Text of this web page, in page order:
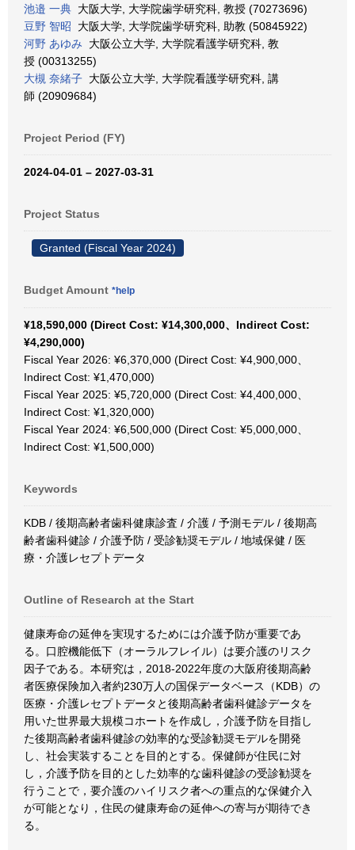
池邉 一典 大阪大学, 大学院歯学研究科, 教授 (70273696)
豆野 智昭 大阪大学, 大学院歯学研究科, 助教 (50845922)
河野 あゆみ 大阪公立大学, 大学院看護学研究科, 教
授 (00313255)
大槻 奈緒子 大阪公立大学, 大学院看護学研究科, 講
師 (20909684)
Project Period (FY)
2024-04-01 – 2027-03-31
Project Status
Granted (Fiscal Year 2024)
Budget Amount *help
¥18,590,000 (Direct Cost: ¥14,300,000、Indirect Cost:
¥4,290,000)
Fiscal Year 2026: ¥6,370,000 (Direct Cost: ¥4,900,000、
Indirect Cost: ¥1,470,000)
Fiscal Year 2025: ¥5,720,000 (Direct Cost: ¥4,400,000、
Indirect Cost: ¥1,320,000)
Fiscal Year 2024: ¥6,500,000 (Direct Cost: ¥5,000,000、
Indirect Cost: ¥1,500,000)
Keywords
KDB / 後期高齢者歯科健康診査 / 介護 / 予測モデル / 後期高
齢者歯科健診 / 介護予防 / 受診勧奨モデル / 地域保健 / 医
療・介護レセプトデータ
Outline of Research at the Start
健康寿命の延伸を実現するためには介護予防が重要であ
る。口腔機能低下（オーラルフレイル）は要介護のリスク
因子である。本研究は，2018-2022年度の大阪府後期高齢
者医療保険加入者約230万人の国保データベース（KDB）の
医療・介護レセプトデータと後期高齢者歯科健診データを
用いた世界最大規模コホートを作成し，介護予防を目指し
た後期高齢者歯科健診の効率的な受診勧奨モデルを開発
し、社会実装することを目的とする。保健師が住民に対
し，介護予防を目的とした効率的な歯科健診の受診勧奨を
行うことで，要介護のハイリスク者への重点的な保健介入
が可能となり，住民の健康寿命の延伸への寄与が期待でき
る。